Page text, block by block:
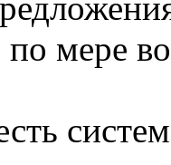
мере